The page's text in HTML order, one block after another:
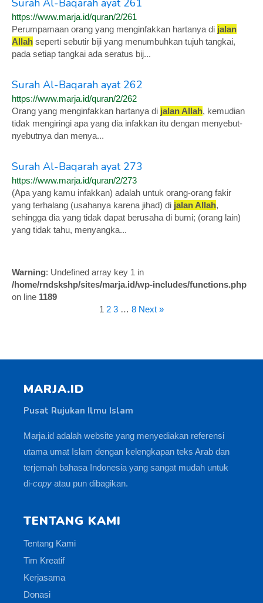
Surah Al-Baqarah ayat 261
https://www.marja.id/quran/2/261
Perumpamaan orang yang menginfakkan hartanya di jalan
Allah seperti sebutir biji yang menumbuhkan tujuh tangkai,
pada setiap tangkai ada seratus bij...
Surah Al-Baqarah ayat 262
https://www.marja.id/quran/2/262
Orang yang menginfakkan hartanya di jalan Allah, kemudian
tidak mengiringi apa yang dia infakkan itu dengan menyebut-
nyebutnya dan menya...
Surah Al-Baqarah ayat 273
https://www.marja.id/quran/2/273
(Apa yang kamu infakkan) adalah untuk orang-orang fakir
yang terhalang (usahanya karena jihad) di jalan Allah,
sehingga dia yang tidak dapat berusaha di bumi; (orang lain)
yang tidak tahu, menyangka...
Warning: Undefined array key 1 in
/home/rndskshp/sites/marja.id/wp-includes/functions.php
on line 1189
1 2 3 … 8 Next »
MARJA.ID
Pusat Rujukan Ilmu Islam
Marja.id adalah website yang menyediakan referensi
utama umat Islam dengan kelengkapan teks Arab dan
terjemah bahasa Indonesia yang sangat mudah untuk
di-copy atau pun dibagikan.
TENTANG KAMI
Tentang Kami
Tim Kreatif
Kerjasama
Donasi